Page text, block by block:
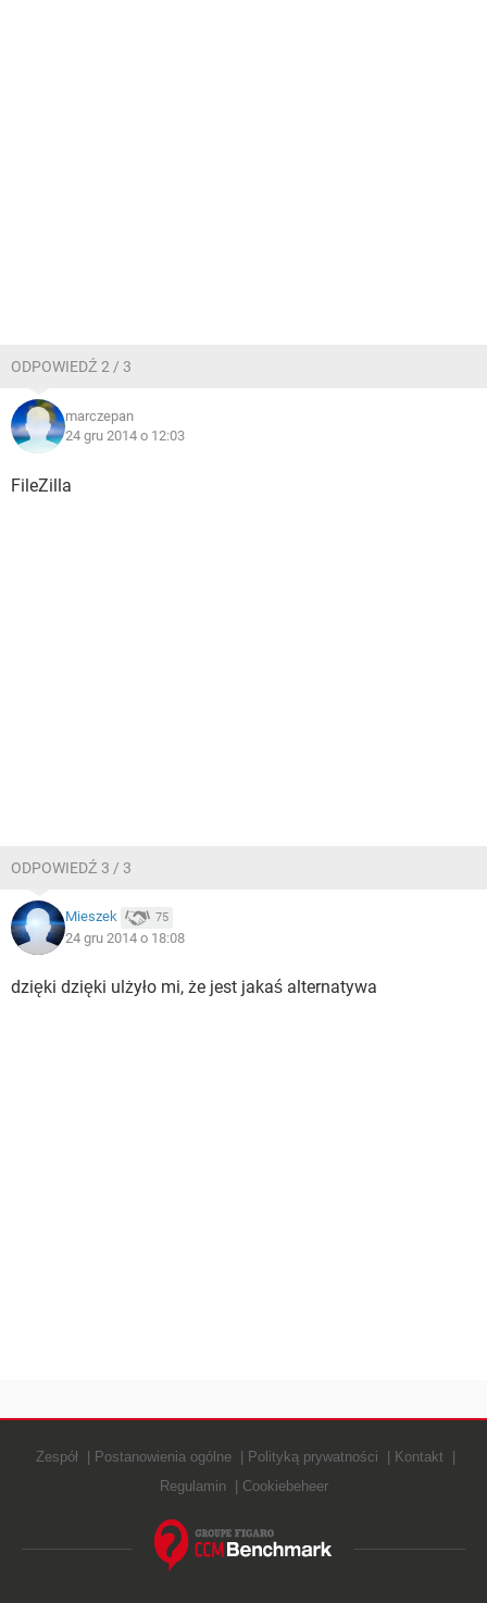
ODPOWIEDŹ 2 / 3
marczepan
24 gru 2014 o 12:03
FileZilla
ODPOWIEDŹ 3 / 3
Mieszek 75
24 gru 2014 o 18:08
dzięki dzięki ulżyło mi, że jest jakaś alternatywa
Zespół Postanowienia ogólne Polityką prywatności
Kontakt
Regulamin
Cookiebeheer